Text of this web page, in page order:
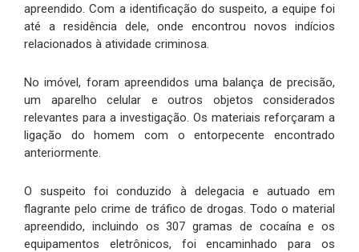
apreendido. Com a identificação do suspeito, a equipe foi
até a residência dele, onde encontrou novos indícios
relacionados à atividade criminosa.
No imóvel, foram apreendidos uma balança de precisão,
um aparelho celular e outros objetos considerados
relevantes para a investigação. Os materiais reforçaram a
ligação do homem com o entorpecente encontrado
anteriormente.
O suspeito foi conduzido à delegacia e autuado em
flagrante pelo crime de tráfico de drogas. Todo o material
apreendido, incluindo os 307 gramas de cocaína e os
equipamentos eletrônicos, foi encaminhado para os